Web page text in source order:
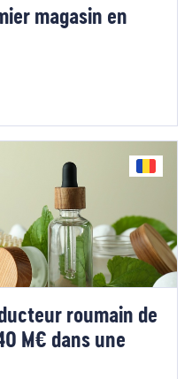
magasin en
roumain de
M€ dans une